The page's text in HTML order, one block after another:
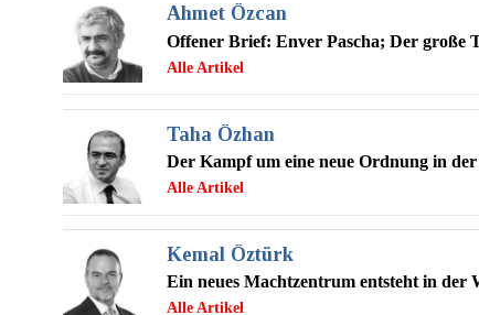
Ahmet Özcan
Offener Brief: Enver Pascha; Der große
Taha Özhan
Der Kampf um eine neue Ordnung in
Kemal Öztürk
Ein neues Machtzentrum entsteht in der